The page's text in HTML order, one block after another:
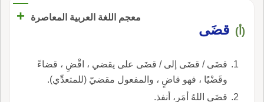
معجم اللغة العربية المعاصرة +
(أ) قضَى
قضَى / قضَى إلى / قضَى على يقضي ، اقْضِ ، قضاءً
وقَضْيًا ، فهو قاضٍ ، والمفعول مقضيّ (للمتعدِّي).
قضَى اللهُ أمَر، أنفذ.